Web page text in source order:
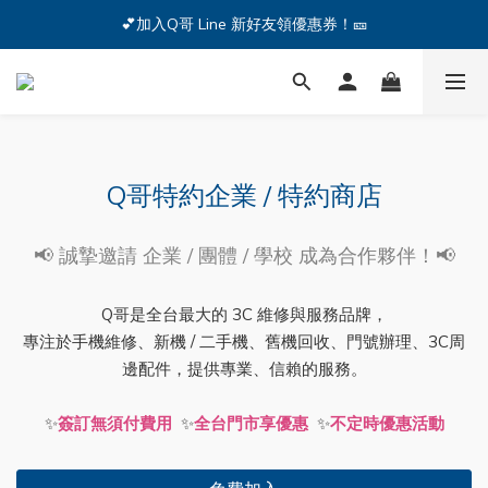
🔥iPhone 17 全系列熱銷中🔥點我購買 — !
💕加入Q哥 Line 新好友領優惠券！🎫
🔥iPhone 17 全系列熱銷中🔥點我購買 — !
Q哥特約企業 / 特約商店
📢 誠摯邀請 企業 / 團體 / 學校 成為合作夥伴！📢
Q哥是全台最大的 3C 維修與服務品牌，
專注於手機維修、新機 / 二手機、舊機回收、門號辦理、3C周
邊配件，提供專業、信賴的服務。
✨簽訂無須付費用 ✨全台門市享優惠 ✨不定時優惠活動